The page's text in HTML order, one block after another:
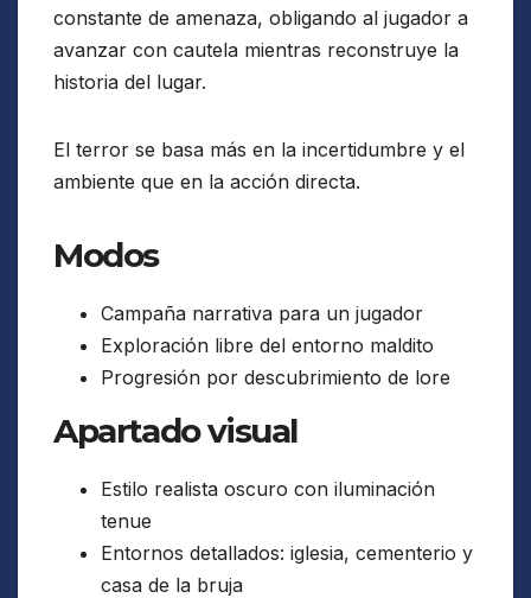
constante de amenaza, obligando al jugador a
avanzar con cautela mientras reconstruye la
historia del lugar.
El terror se basa más en la incertidumbre y el
ambiente que en la acción directa.
Modos
Campaña narrativa para un jugador
Exploración libre del entorno maldito
Progresión por descubrimiento de lore
Apartado visual
Estilo realista oscuro con iluminación
tenue
Entornos detallados: iglesia, cementerio y
casa de la bruja